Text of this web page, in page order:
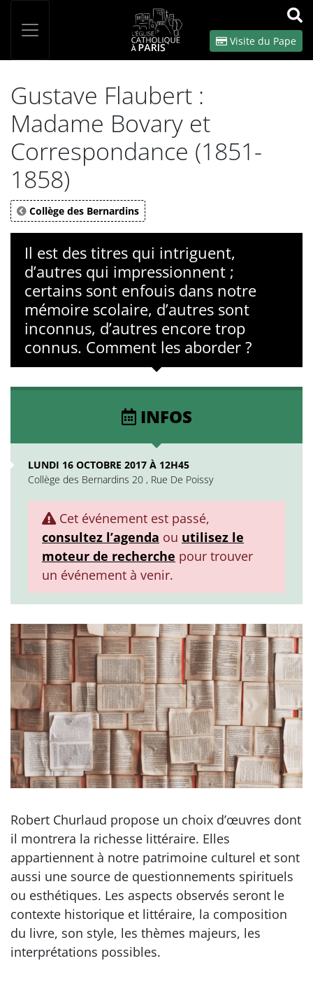
OK
Visite du Pape
Gustave Flaubert :
Madame Bovary et
Correspondance (1851-
1858)
Collège des Bernardins
Il est des titres qui intriguent,
d’autres qui impressionnent ;
certains sont enfouis dans notre
mémoire scolaire, d’autres sont
inconnus, d’autres encore trop
connus. Comment les aborder ?
INFOS
LUNDI 16 OCTOBRE 2017 À 12H45
Collège des Bernardins 20 , Rue De Poissy
Cet événement est passé,
consultez l’agenda ou utilisez le
moteur de recherche pour trouver
un événement à venir.
Robert Churlaud propose un choix d’œuvres dont
il montrera la richesse littéraire. Elles
appartiennent à notre patrimoine culturel et sont
aussi une source de questionnements spirituels
ou esthétiques. Les aspects observés seront le
contexte historique et littéraire, la composition
du livre, son style, les thèmes majeurs, les
interprétations possibles.
Panneau de gestion des cookies